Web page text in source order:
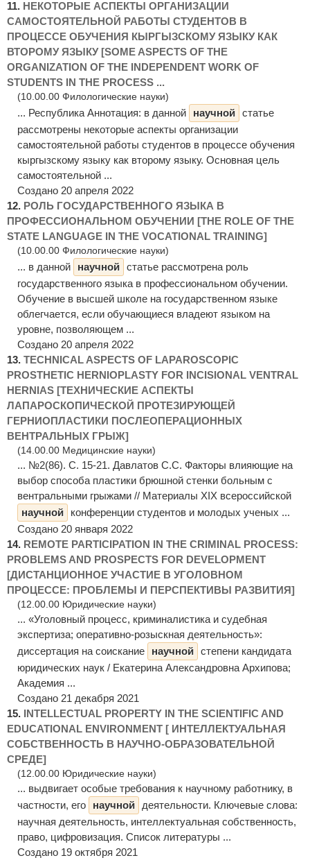
11. НЕКОТОРЫЕ АСПЕКТЫ ОРГАНИЗАЦИИ
САМОСТОЯТЕЛЬНОЙ РАБОТЫ СТУДЕНТОВ В
ПРОЦЕССЕ ОБУЧЕНИЯ КЫРГЫЗСКОМУ ЯЗЫКУ КАК
ВТОРОМУ ЯЗЫКУ [SOME ASPECTS OF THE
ORGANIZATION OF THE INDEPENDENT WORK OF
STUDENTS IN THE PROCESS ...
(10.00.00 Филологические науки)
... Республика Аннотация: в данной научной статье
рассмотрены некоторые аспекты организации
самостоятельной работы студентов в процессе обучения
кыргызскому языку как второму языку. Основная цель
самостоятельной ...
Создано 20 апреля 2022
12. РОЛЬ ГОСУДАРСТВЕННОГО ЯЗЫКА В
ПРОФЕССИОНАЛЬНОМ ОБУЧЕНИИ [THE ROLE OF THE
STATE LANGUAGE IN THE VOCATIONAL TRAINING]
(10.00.00 Филологические науки)
... в данной научной статье рассмотрена роль
государственного языка в профессиональном обучении.
Обучение в высшей школе на государственном языке
облегчается, если обучающиеся владеют языком на
уровне, позволяющем ...
Создано 20 апреля 2022
13. TECHNICAL ASPECTS OF LAPAROSCOPIC
PROSTHETIC HERNIOPLASTY FOR INCISIONAL VENTRAL
HERNIAS [ТЕХНИЧЕСКИЕ АСПЕКТЫ
ЛАПАРОСКОПИЧЕСКОЙ ПРОТЕЗИРУЮЩЕЙ
ГЕРНИОПЛАСТИКИ ПОСЛЕОПЕРАЦИОННЫХ
ВЕНТРАЛЬНЫХ ГРЫЖ]
(14.00.00 Медицинские науки)
... №2(86). C. 15-21. Давлатов С.С. Факторы влияющие на
выбор способа пластики брюшной стенки больным с
вентральными грыжами // Материалы XIX всероссийской
научной
конференции студентов и молодых ученых ...
Создано 20 января 2022
14. REMOTE PARTICIPATION IN THE CRIMINAL PROCESS:
PROBLEMS AND PROSPECTS FOR DEVELOPMENT
[ДИСТАНЦИОННОЕ УЧАСТИЕ В УГОЛОВНОМ
ПРОЦЕССЕ: ПРОБЛЕМЫ И ПЕРСПЕКТИВЫ РАЗВИТИЯ]
(12.00.00 Юридические науки)
... «Уголовный процесс, криминалистика и судебная
экспертиза; оперативно-розыскная деятельность»:
диссертация на соискание
научной степени кандидата
юридических наук / Екатерина Александровна Архипова;
Академия ...
Создано 21 декабря 2021
15. INTELLECTUAL PROPERTY IN THE SCIENTIFIC AND
EDUCATIONAL ENVIRONMENT [ ИНТЕЛЛЕКТУАЛЬНАЯ
СОБСТВЕННОСТЬ В НАУЧНО-ОБРАЗОВАТЕЛЬНОЙ
СРЕДЕ]
(12.00.00 Юридические науки)
... выдвигает особые требования к научному работнику, в
частности, его
научной
деятельности. Ключевые слова:
научная деятельность, интеллектуальная собственность,
право, цифровизация. Список литературы ...
Создано 19 октября 2021